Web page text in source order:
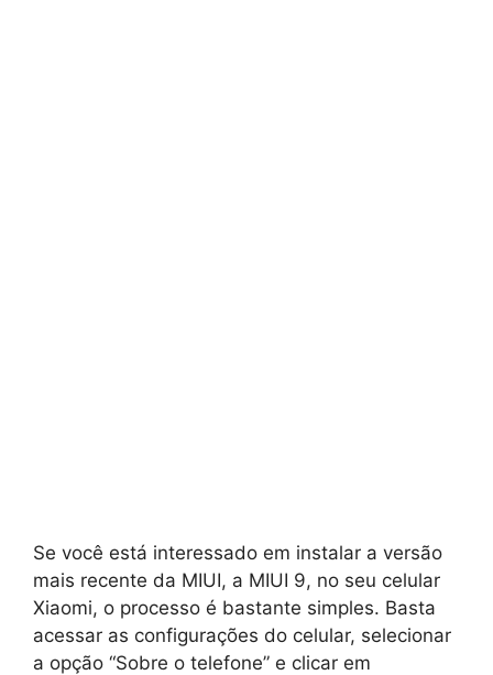
Se você está interessado em instalar a versão
mais recente da MIUI, a MIUI 9, no seu celular
Xiaomi, o processo é bastante simples. Basta
acessar as configurações do celular, selecionar
a opção “Sobre o telefone” e clicar em